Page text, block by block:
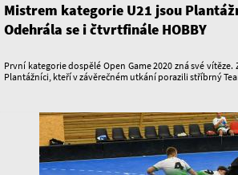
Mistrem kategorie U21 jsou
Odehrála se i čtvrtfinále HOBBY
První kategorie dospělé Open Game 2020 zná své
Plantážníci, kteří v závěrečném utkání porazili stříbrný